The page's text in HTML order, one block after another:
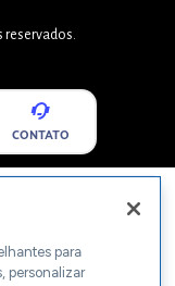
reservados.
CONTATO
para
personalizar